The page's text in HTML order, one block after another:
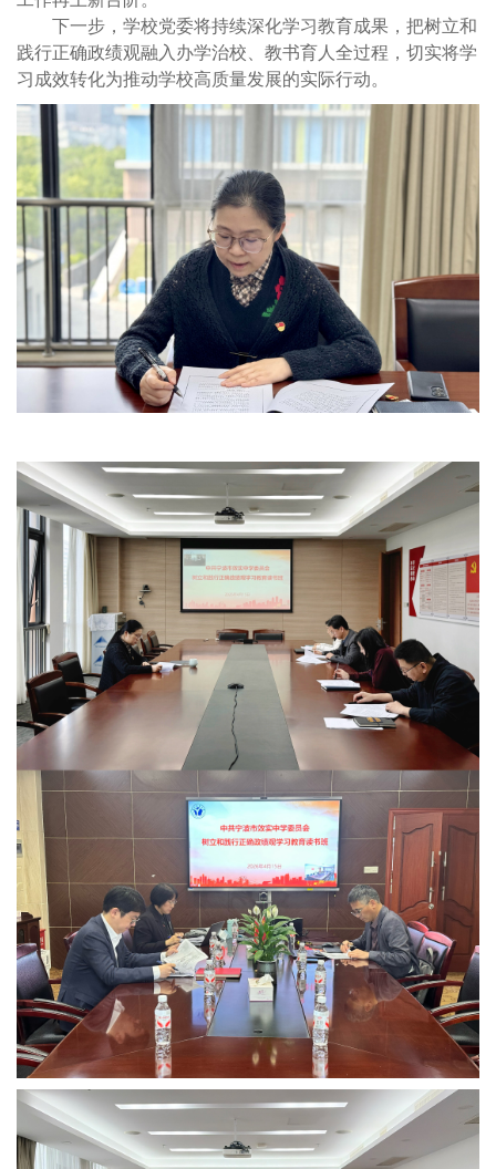
下一步，学校党委将持续深化学习教育成果，把树立和
践行正确政绩观融入办学治校、教书育人全过程，切实将学
习成效转化为推动学校高质量发展的实际行动。